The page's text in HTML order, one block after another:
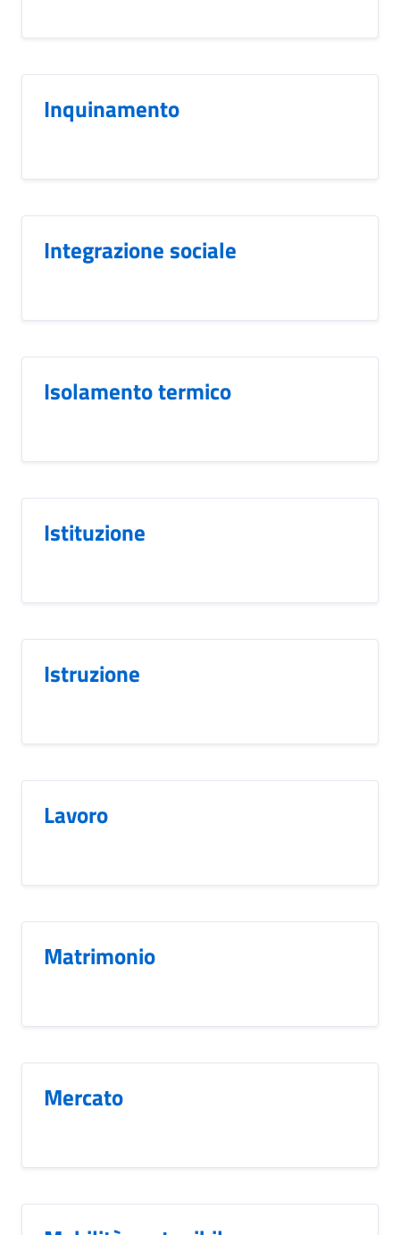
Inquinamento
Integrazione sociale
Isolamento termico
Istituzione
Istruzione
Lavoro
Matrimonio
Mercato